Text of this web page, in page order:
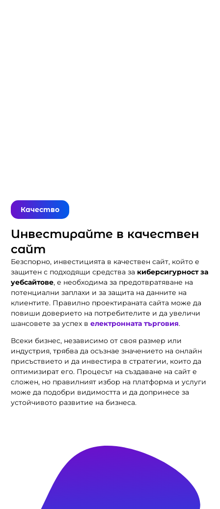
Качество
Инвестирайте в качествен
сайт
Безспорно, инвестицията в качествен сайт, който е
защитен с подходящи средства за киберсигурност за
уебсайтове, е необходима за предотвратяване на
потенциални заплахи и за защита на данните на
клиентите. Правилно проектираната сайта може да
повиши доверието на потребителите и да увеличи
шансовете за успех велектронната търговия.
Всеки бизнес, независимо от своя размер или
индустрия, трябва да осъзнае значението на онлайн
присъствието и да инвестира в стратегии, които да
оптимизират его. Процесът на създаване на сайт е
сложен, но правилният избор на платформа и услуги
може да подобри видимостта и да допринесе за
устойчивото развитие на бизнеса.